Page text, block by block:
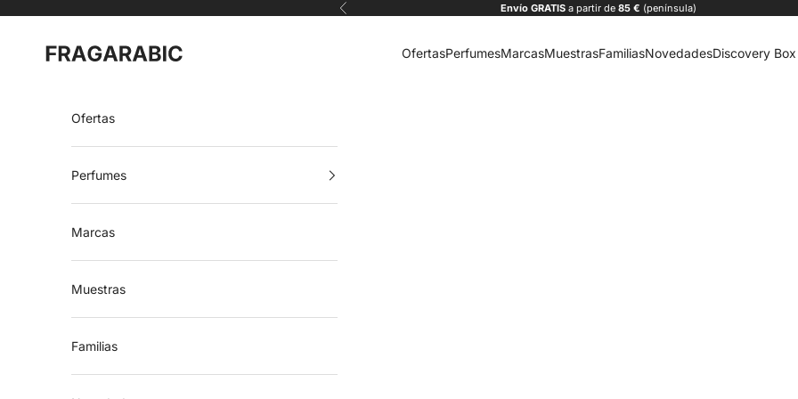
Anterior Envío GRATIS a partir de 85 € (península)
Fragarabic OfertasPerfumesMarcasMuestrasFamiliasNovedadesDiscovery Box
Ofertas
Perfumes
Marcas
Muestras
Familias